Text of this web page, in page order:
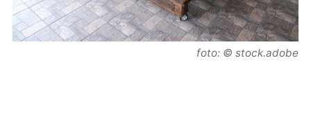
foto: © stock.adobe